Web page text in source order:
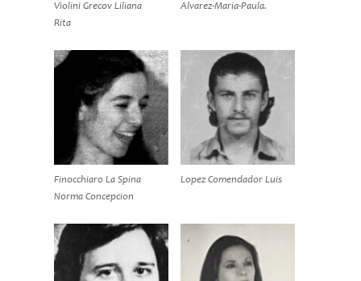
Violini Grecov Liliana
Rita
Alvarez-Maria-Paula.
Finocchiaro La Spina
Norma Concepcion
Lopez Comendador Luis